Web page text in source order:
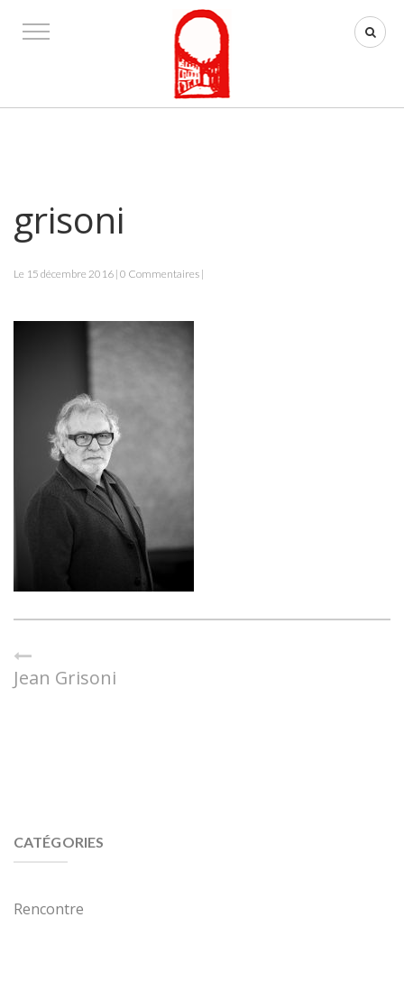
grisoni
Le 15 décembre 2016 | 0 Commentaires |
Jean Grisoni
CATÉGORIES
Rencontre